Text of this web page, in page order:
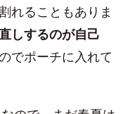
れることもありま
しするのが自己
でポーチに入れて